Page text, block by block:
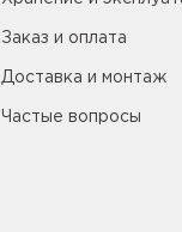
Заказ и оплата
Доставка и монтаж
Частые вопросы